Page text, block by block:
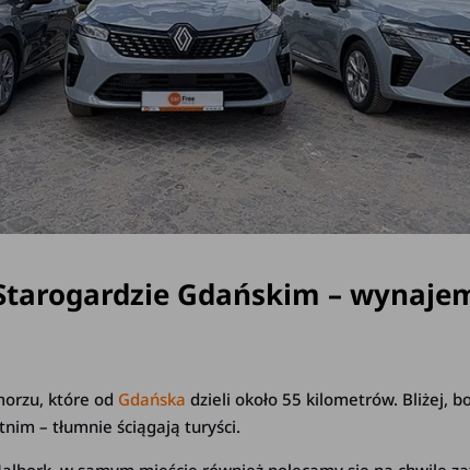
Gdańskim –
które od Gdańska dzieli około 55 kilometrów. Bliżej,
– tłumnie ściągają turyści.